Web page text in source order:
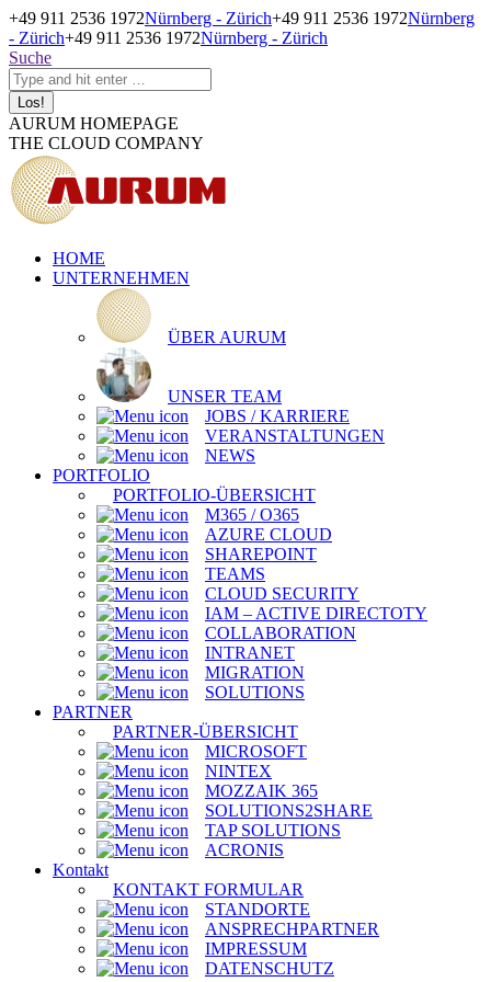
Zum
Inhalt
springen
+49 911 2536 1972Nürnberg - Zürich+49 911 2536 1972Nürnberg
- Zürich+49 911 2536 1972Nürnberg - Zürich
Search:
Suche
XING
page
opens
in
new
window
Linkedin
page
opens
in
new
window
Instagram
page
opens
in
new
window
Facebook
page
opens
in
new
window
XING
page
opens
in
new
window
Linkedin
page
opens
in
new
window
Instagram
page
opens
in
new
window
Facebook
page
opens
in
new
window
AURUM HOMEPAGE
THE CLOUD COMPANY
HOME
UNTERNEHMEN
ÜBER AURUM
UNSER TEAM
JOBS / KARRIERE
VERANSTALTUNGEN
NEWS
PORTFOLIO
PORTFOLIO-ÜBERSICHT
M365 / O365
AZURE CLOUD
SHAREPOINT
TEAMS
CLOUD SECURITY
IAM – ACTIVE DIRECTOTY
COLLABORATION
INTRANET
MIGRATION
SOLUTIONS
PARTNER
PARTNER-ÜBERSICHT
MICROSOFT
NINTEX
MOZZAIK 365
SOLUTIONS2SHARE
TAP SOLUTIONS
ACRONIS
Kontakt
KONTAKT FORMULAR
STANDORTE
ANSPRECHPARTNER
IMPRESSUM
DATENSCHUTZ